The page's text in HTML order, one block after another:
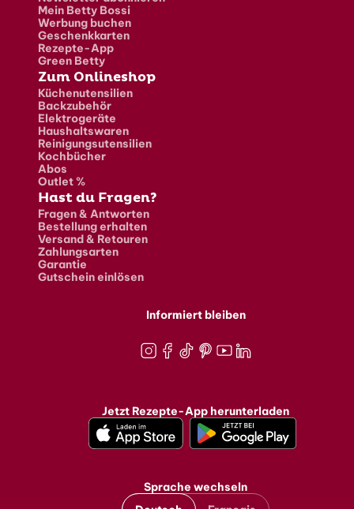
Mein Betty Bossi
Werbung buchen
Geschenkkarten
Rezepte-App
Green Betty
Zum Onlineshop
Küchenutensilien
Backzubehör
Elektrogeräte
Haushaltswaren
Reinigungsutensilien
Kochbücher
Abos
Outlet %
Hast du Fragen?
Fragen & Antworten
Bestellung erhalten
Versand & Retouren
Zahlungsarten
Garantie
Gutschein einlösen
Informiert bleiben
Jetzt Rezepte-App herunterladen
Sprache wechseln